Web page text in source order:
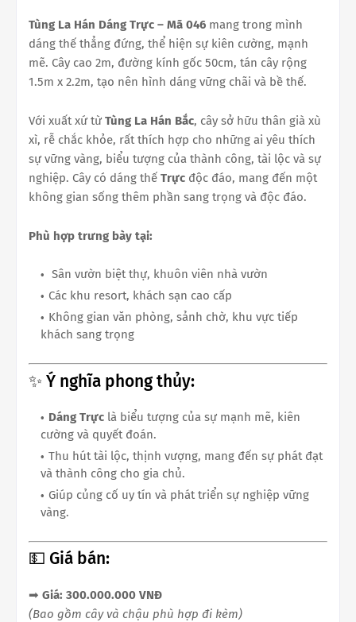
Tùng La Hán Dáng Trực – Mã 046 mang trong mình
dáng thế thẳng đứng, thể hiện sự kiên cường, mạnh
mẽ. Cây cao 2m, đường kính gốc 50cm, tán cây rộng
1.5m x 2.2m, tạo nên hình dáng vững chãi và bề thế.
Với xuất xứ từ Tùng La Hán Bắc, cây sở hữu thân già xù
xì, rễ chắc khỏe, rất thích hợp cho những ai yêu thích
sự vững vàng, biểu tượng của thành công, tài lộc và sự
nghiệp. Cây có dáng thế Trực độc đáo, mang đến một
không gian sống thêm phần sang trọng và độc đáo.
Phù hợp trưng bày tại:
Sân vườn biệt thự, khuôn viên nhà vườn
Các khu resort, khách sạn cao cấp
Không gian văn phòng, sảnh chờ, khu vực tiếp
khách sang trọng
✨ Ý nghĩa phong thủy:
Dáng Trực là biểu tượng của sự mạnh mẽ, kiên
cường và quyết đoán.
Thu hút tài lộc, thịnh vượng, mang đến sự phát đạt
và thành công cho gia chủ.
Giúp củng cố uy tín và phát triển sự nghiệp vững
vàng.
💵 Giá bán:
➡ Giá: 300.000.000 VNĐ
(Bao gồm cây và chậu phù hợp đi kèm)